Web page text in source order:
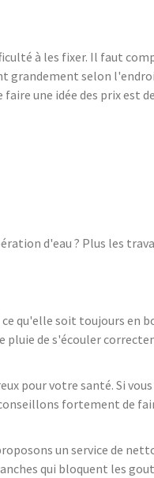
à les fixer. Il faut
selon
une idée des prix est
d'eau ? Plus les
qu'elle soit toujours en
de s'écouler
pour votre santé. Si
fortement de
un service de
qui bloquent les